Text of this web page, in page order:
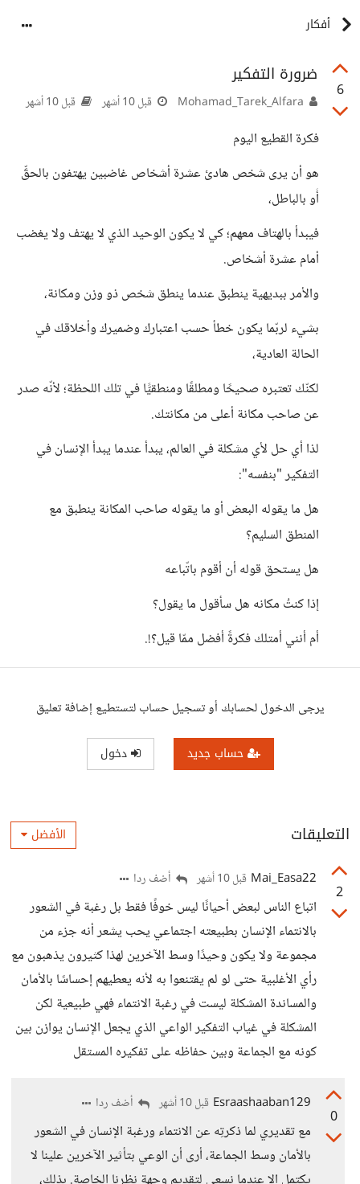
أفكار
6
ضرورة التفكير
قبل 10 أشهر قبل 10 أشهر
فكرة القطيع اليوم
هو أن يرى شخص هادئ عشرة أشخاص غاضبين يهتفون بالحقِّ
أَو بالباطل،
فيبدأ بالهتاف معهم؛ كي لا يكون الوحيد الذي لا يهتف ولا يغضب
أمام عشرة أشخاص.
والأمر ببديهية ينطبق عندما ينطق شخص ذو وزن ومكانة،
بشيء لربّما يكون خطأ حسب اعتبارك وضميرك وأخلاقك في
الحالة العادية،
لكنّك تعتبره صحيحًا ومطلقًا ومنطقيًّا في تلك اللحظة؛ لأنّه صدر
عن صاحب مكانة أعلى من مكانتك.
لذا أي حل لأي مشكلة في العالم، يبدأ عندما يبدأ الإنسان في
التفكير "بنفسه":
هل ما يقوله البعض أو ما يقوله صاحب المكانة ينطبق مع
المنطق السليم؟
هل يستحق قوله أن أقوم باتّباعه
إذا كنتُ مكانه هل سأقول ما يقول؟
أم أنني أمتلك فكرةً أفضل ممّا قيل؟!.
يرجى الدخول لحسابك أو تسجيل حساب لتستطيع إضافة تعليق
حساب جديد دخول
التعليقات الأفضل
2
Mai_Easa22 قبل 10 أشهر أضف ردا
اتباع الناس لبعض أحيانًا ليس خوفًا فقط بل رغبة في الشعور
بالانتماء الإنسان بطبيعته اجتماعي يحب يشعر أنه جزء من
مجموعة ولا يكون وحيدًا وسط الآخرين لهذا كثيرون يذهبون مع
رأي الأغلبية حتى لو لم يقتنعوا به لأنه يعطيهم إحساسًا بالأمان
والمساندة المشكلة ليست في رغبة الانتماء فهي طبيعية لكن
المشكلة في غياب التفكير الواعي الذي يجعل الإنسان يوازن بين
كونه مع الجماعة وبين حفاظه على تفكيره المستقل
0
Esraashaaban129 قبل 10 أشهر أضف ردا
مع تقديري لما ذكرتِه عن الانتماء ورغبة الإنسان في الشعور
بالأمان وسط الجماعة، أرى أن الوعي بتأثير الآخرين علينا لا